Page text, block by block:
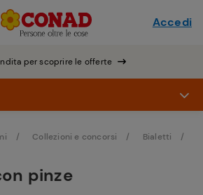
per scoprire le offerte
Accedi
Collezioni e concorsi Bialetti
pinze